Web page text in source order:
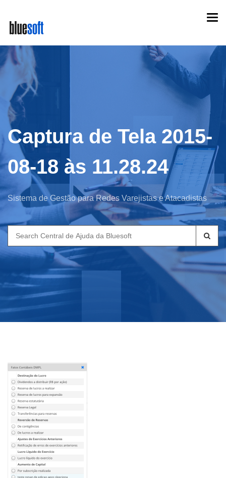
main
content
Captura de Tela 2015-
08-18 às 11.28.24
Sistema de Gestão para Redes Varejistas e Atacadistas
Search
for: